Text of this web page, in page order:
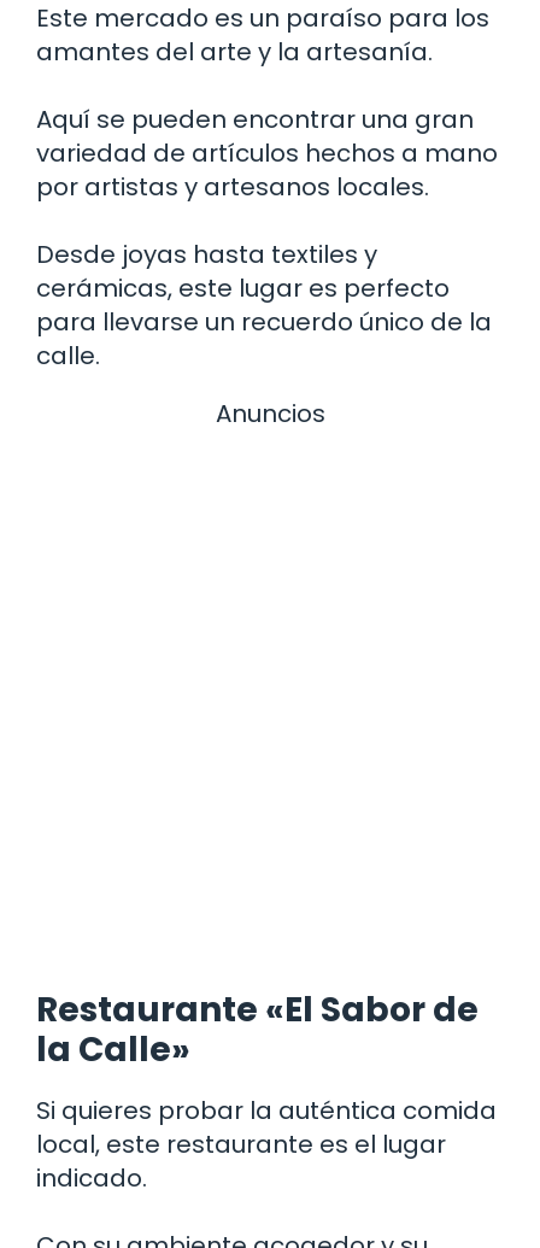
Este mercado es un paraíso para los
amantes del arte y la artesanía.
Aquí se pueden encontrar una gran
variedad de artículos hechos a mano
por artistas y artesanos locales.
Desde joyas hasta textiles y
cerámicas, este lugar es perfecto
para llevarse un recuerdo único de la
calle.
Anuncios
Restaurante «El Sabor de
la Calle»
Si quieres probar la auténtica comida
local, este restaurante es el lugar
indicado.